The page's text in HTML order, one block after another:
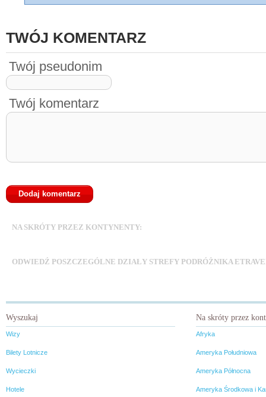
TWÓJ KOMENTARZ
Twój pseudonim
Twój komentarz
NA SKRÓTY PRZEZ KONTYNENTY:
ODWIEDŹ POSZCZEGÓLNE DZIAŁY STREFY PODRÓŻNIKA
Wyszukaj
Wizy
Bilety Lotnicze
Wycieczki
Hotele
Na skróty przez
Afryka
Ameryka Południowa
Ameryka Północna
Ameryka Środkowa i